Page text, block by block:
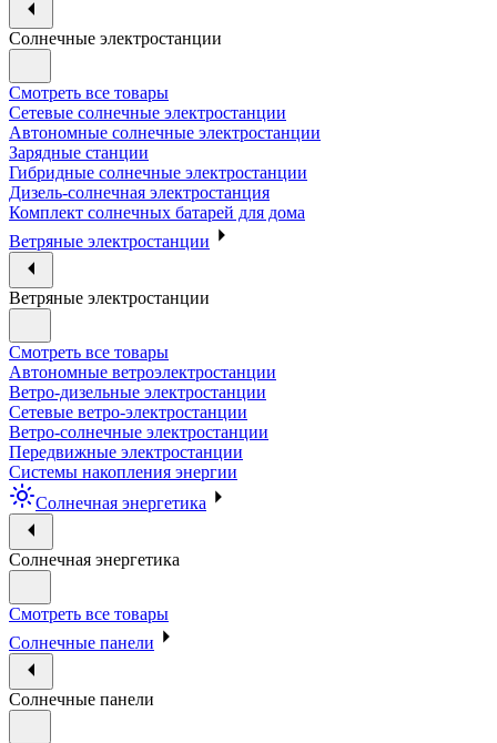
Солнечные электростанции
Смотреть все товары
Сетевые солнечные электростанции
Автономные солнечные электростанции
Зарядные станции
Гибридные солнечные электростанции
Дизель-солнечная электростанция
Комплект солнечных батарей для дома
Ветряные электростанции
Ветряные электростанции
Смотреть все товары
Автономные ветроэлектростанции
Ветро-дизельные электростанции
Сетевые ветро-электростанции
Ветро-солнечные электростанции
Передвижные электростанции
Системы накопления энергии
Солнечная энергетика
Солнечная энергетика
Смотреть все товары
Солнечные панели
Солнечные панели